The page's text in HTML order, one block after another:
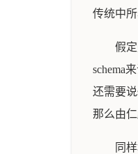
传统中
假
schema
还需要
那么由
同